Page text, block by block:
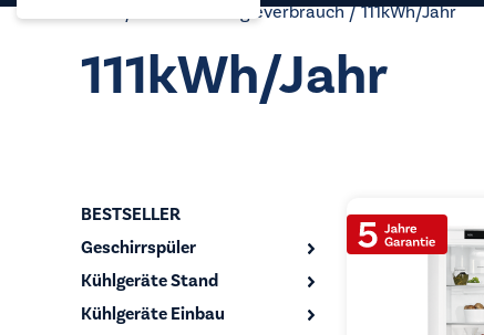
/ Produkt Energieverbrauch / 111kWh/​Jahr
111kWh/​Jahr
BESTSELLER
Geschirrspüler
Kühlgeräte Stand
Kühlgeräte Einbau